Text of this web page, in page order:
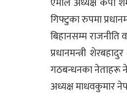
गिफ्टुका रुपमा
बिहानसम्म राजनीति
प्रधानमन्त्री
गठबन्‍धनका नेताहरू
अध्यक्ष माधवकुमार